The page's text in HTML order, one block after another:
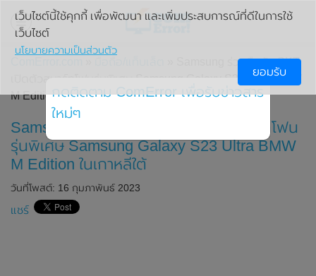
» Samsung ร่วมมือกับ SKT
เปิดตัวสมาร์ทโฟนรุ่นพิเศษ Samsung Galaxy S23 Ultra BMW
M Edition ในเกาหลีใต้
Samsung ร่วมมือกับ SKT เปิดตัวสมาร์ทโฟน
รุ่นพิเศษ Samsung Galaxy S23 Ultra BMW
M Edition ในเกาหลีใต้
วันที่โพสต์: 16 กุมภาพันธ์ 2023
แชร์
เว็บไซต์นี้ใช้คุกกี้ เพื่อพัฒนา และเพิ่มประสบการณ์ที่ดีในการใช้
เว็บไซต์
นโยบายความเป็นส่วนตัว
ยอมรับ
กดติดตาม ComError เพื่อรับข่าวสาร
ใหม่ๆ